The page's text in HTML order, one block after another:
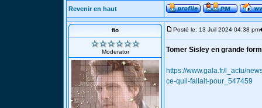
Revenir en haut
fio
Moderator
Posté le: 13 Juil 2024 04:38 pm
Tomer Sisley en grande
https://www.gala.fr/l_actu/
ce-quil-fallait-pour_547459